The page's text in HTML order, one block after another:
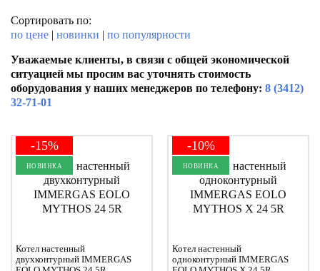
Сортировать по:
по цене | новинки | по популярности
Уважаемые клиенты, в связи с общей экономической
ситуацией мы просим вас уточнять стоимость
оборудования у наших менеджеров по телефону: 8 (3412)
32-71-01
-15%
НОВИНКА
Котел настенный
двухконтурный IMMERGAS
-10%
НОВИНКА
Котел настенный
одноконтурный IMMERGAS